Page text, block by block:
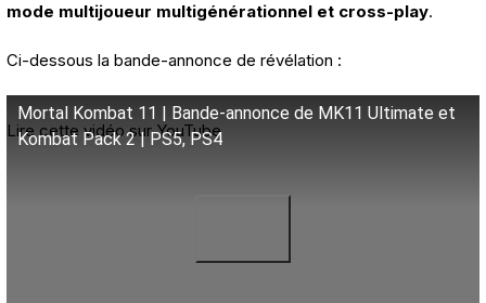
mode multijoueur multigénérationnel et cross-play.
Ci-dessous la bande-annonce de révélation :
Mortal Kombat 11 | Bande-annonce de MK11 Ultimate et
Kombat Pack 2 | PS5, PS4
Lire cette vidéo sur YouTube